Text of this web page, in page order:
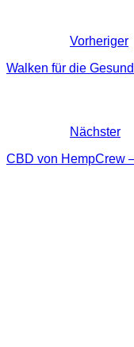
Vorheriger
Walken für die
Nächster
CBD von HempCrew